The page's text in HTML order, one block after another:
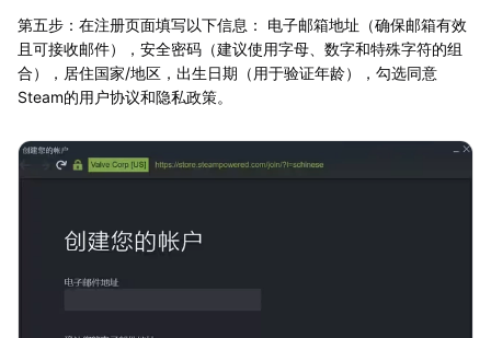
第五步：在注册页面填写以下信息： 电子邮箱地址（确保邮箱有效
且可接收邮件），安全密码（建议使用字母、数字和特殊字符的组
合），居住国家/地区，出生日期（用于验证年龄），勾选同意
Steam的用户协议和隐私政策。